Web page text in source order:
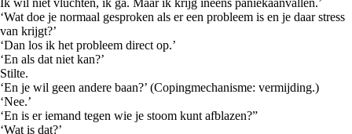
Ik wil niet vluchten, ik ga. Maar ik krijg ineens paniekaanvallen.’
‘Wat doe je normaal gesproken als er een probleem is en je daar stress
van krijgt?’
‘Dan los ik het probleem direct op.’
‘En als dat niet kan?’
Stilte.
‘En je wil geen andere baan?’ (Copingmechanisme: vermijding.)
‘Nee.’
‘En is er iemand tegen wie je stoom kunt afblazen?”
‘Wat is dat?’